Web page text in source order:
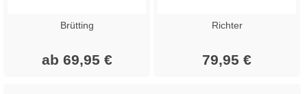
Brütting
ab 69,95 €
Richter
79,95 €